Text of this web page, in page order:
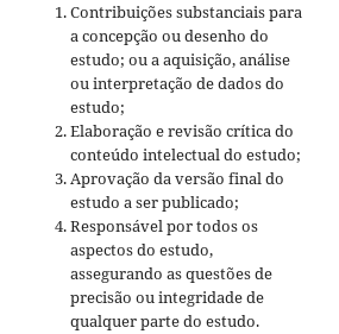
Contribuições substanciais para
a concepção ou desenho do
estudo; ou a aquisição, análise
ou interpretação de dados do
estudo;
Elaboração e revisão crítica do
conteúdo intelectual do estudo;
Aprovação da versão final do
estudo a ser publicado;
Responsável por todos os
aspectos do estudo,
assegurando as questões de
precisão ou integridade de
qualquer parte do estudo.